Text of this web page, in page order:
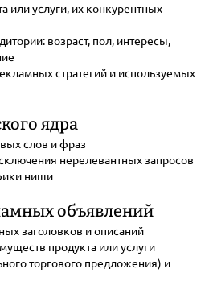
или услуги, их конкурентных
возраст, пол, интересы,
стратегий и используемых
ядра
слов и фраз
нерелевантных запросов
ниши
объявлений
заголовков и описаний
продукта или услуги
торгового предложения) и